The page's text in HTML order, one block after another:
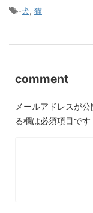
-犬 猫
comment
メールアドレスが
る欄は必須項目です